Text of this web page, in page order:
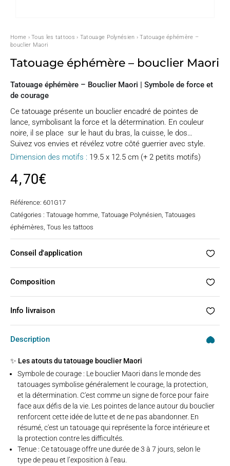
Home ›Tous les tattoos › Tatouage Polynésien › Tatouage éphémère –
bouclier Maori
Tatouage éphémère – bouclier Maori
Tatouage éphémère – Bouclier Maori | Symbole de force et
de courage
Ce tatouage présente un bouclier encadré de pointes de
lance, symbolisant la force et la détermination. En couleur
noire, il se place sur le haut du bras, la cuisse, le dos…
Suivez vos envies et révélez votre côté guerrier avec style.
Dimension des motifs : 19.5 x 12.5 cm (+ 2 petits motifs)
4,70€
Référence: 601G17
Catégories : Tatouage homme, Tatouage Polynésien, Tatouages
éphémères, Tous les tattoos
Conseil d'application
Composition
Info livraison
Description
✨ Les atouts du tatouage bouclier Maori
Symbole de courage : Le bouclier Maori dans le monde des
tatouages symbolise généralement le courage, la protection,
et la détermination. C'est comme un signe de force pour faire
face aux défis de la vie. Les pointes de lance autour du bouclier
renforcent cette idée de lutte et de ne pas abandonner. En
résumé, c'est un tatouage qui représente la force intérieure et
la protection contre les difficultés.
Tenue : Ce tatouage offre une durée de 3 à 7 jours, selon le
type de peau et l’exposition à l’eau.